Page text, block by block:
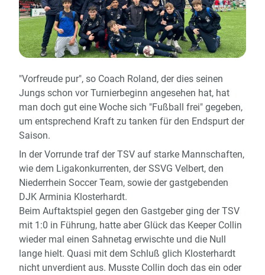
"Vorfreude pur", so Coach Roland, der dies seinen
Jungs schon vor Turnierbeginn angesehen hat, hat
man doch gut eine Woche sich "Fußball frei" gegeben,
um entsprechend Kraft zu tanken für den Endspurt der
Saison.
In der Vorrunde traf der TSV auf starke Mannschaften,
wie dem Ligakonkurrenten, der SSVG Velbert, den
Niederrhein Soccer Team, sowie der gastgebenden
DJK Arminia Klosterhardt.
Beim Auftaktspiel gegen den Gastgeber ging der TSV
mit 1:0 in Führung, hatte aber Glück das Keeper Collin
wieder mal einen Sahnetag erwischte und die Null
lange hielt. Quasi mit dem Schluß glich Klosterhardt
nicht unverdient aus. Musste Collin doch das ein oder